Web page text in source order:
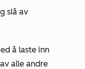
slå av
å laste inn
alle andre